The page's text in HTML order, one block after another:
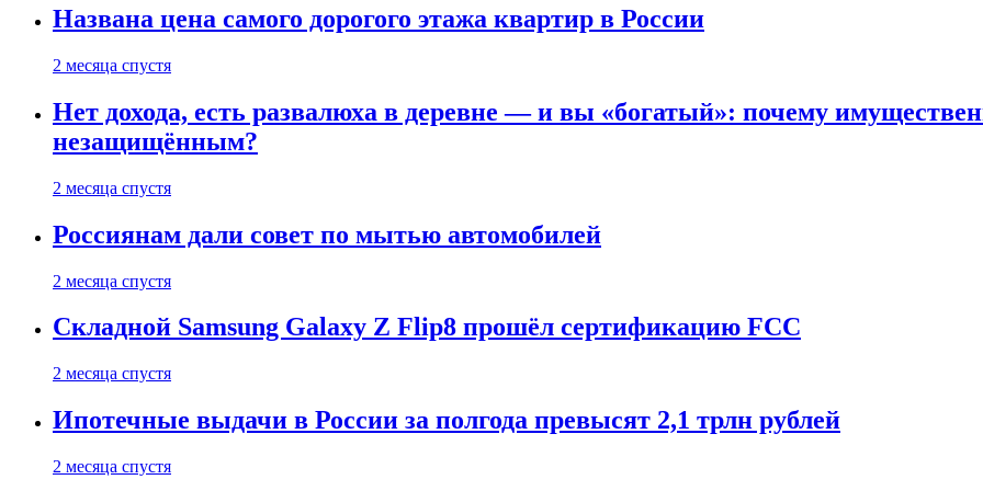
Названа цена самого дорогого этажа квартир в России
2 месяца спустя
Нет дохода, есть развалюха в деревне — и вы «богатый»: почему
незащищённым?
2 месяца спустя
Россиянам дали совет по мытью автомобилей
2 месяца спустя
Складной Samsung Galaxy Z Flip8 прошёл сертификацию FCC
2 месяца спустя
Ипотечные выдачи в России за полгода превысят 2,1 трлн рублей
2 месяца спустя